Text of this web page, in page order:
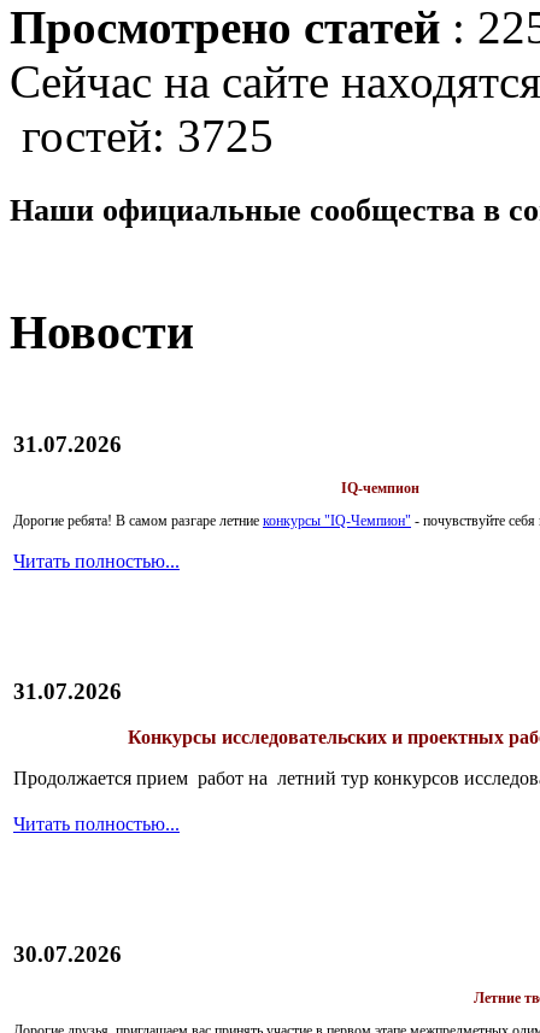
Просмотрено статей :
Сейчас на сайте
гостей: 3725
Наши официальные сообщества в
Новости
31.07.2026
IQ-чемпион
Дорогие ребята! В самом разгаре летние конкурсы "IQ-Чемпион" - почувствуйте
Читать полностью...
31.07.2026
Конкурсы исследовательских и проектных
Продолжается прием работ на летний тур конкурсов
Читать полностью...
30.07.2026
Летние